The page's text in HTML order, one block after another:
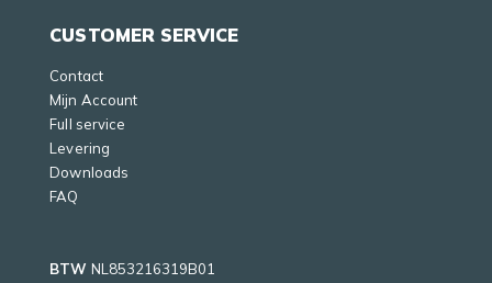
CUSTOMER SERVICE
Contact
Mijn Account
Full service
Levering
Downloads
FAQ
BTW NL853216319B01